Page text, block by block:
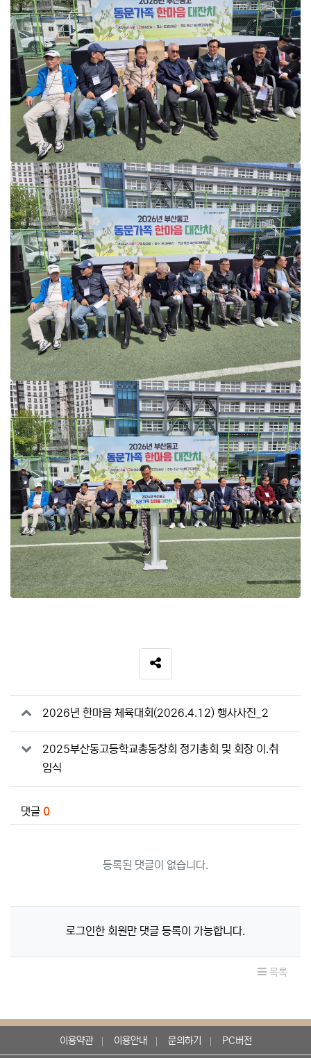
SNS 공유
관련자료
2026년 한마음 체육대회(2026.4.12) 행사사진_2
2025부산동고등학교총동창회 정기총회 및 회장 이.취
임식
댓글 0
등록된 댓글이 없습니다.
로그인한 회원만 댓글 등록이 가능합니다.
목록
이용약관 이용안내 문의하기 PC버전